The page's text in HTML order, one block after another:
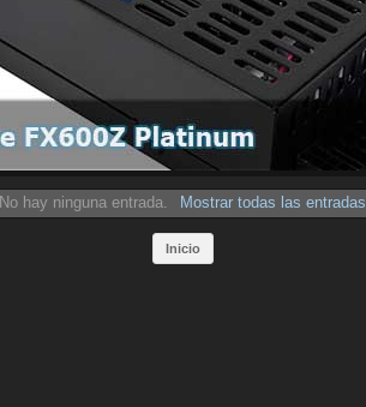
No hay ninguna entrada. Mostrar todas las entradas
Inicio